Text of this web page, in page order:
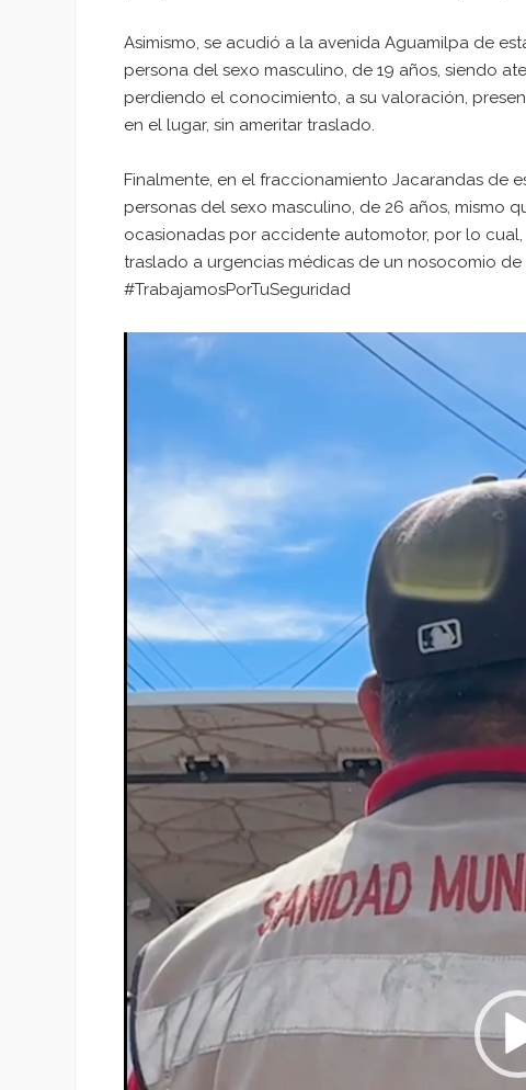
Asimismo, se acudió a la avenida Aguamilpa de
persona del sexo masculino, de 19 años, siendo
perdiendo el conocimiento, a su valoración,
en el lugar, sin ameritar traslado.
Finalmente, en el fraccionamiento Jacarandas de
personas del sexo masculino, de 26 años, mismo
ocasionadas por accidente automotor, por lo
traslado a urgencias médicas de un nosocomio de
#TrabajamosPorTuSeguridad
Reproductor